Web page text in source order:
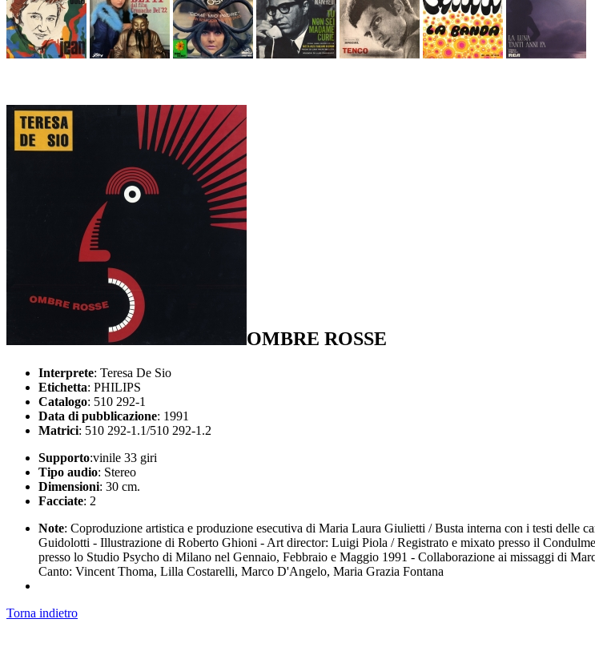
OMBRE ROSSE
Interprete: Teresa De Sio
Etichetta: PHILIPS
Catalogo: 510 292-1
Data di pubblicazione: 1991
Matrici: 510 292-1.1/510 292-1.2
Supporto:vinile 33 giri
Tipo audio: Stereo
Dimensioni: 30 cm.
Facciate: 2
Note: Coproduzione artistica e produzione esecutiva di Maria Laura Giulietti / Busta interna con i testi
Guidolotti - Illustrazione di Roberto Ghioni - Art director: Luigi Piola / Registrato e mixato presso il
presso lo Studio Psycho di Milano nel Gennaio, Febbraio e Maggio 1991 - Collaborazione ai missaggi di
Canto: Vincent Thoma, Lilla Costarelli, Marco D'Angelo, Maria Grazia Fontana
Torna indietro